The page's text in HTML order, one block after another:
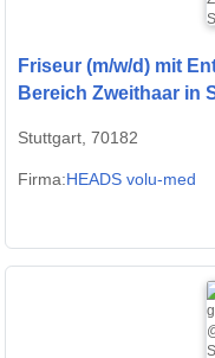
Friseur (m/w/d) mit
Bereich Zweithaar in
Stuttgart, 70182
Firma:HEADS volu-med